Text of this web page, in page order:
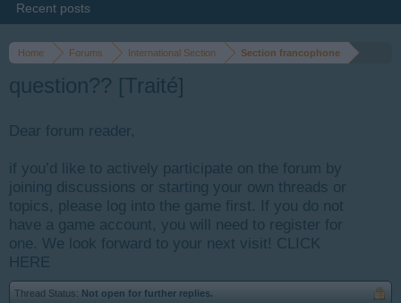
Home Forums International Section Section francophone
question?? [Traité]
Dear forum reader,
if you’d like to actively participate on the forum by
joining discussions or starting your own threads or
topics, please log into the game first. If you do not
have a game account, you will need to register for
one. We look forward to your next visit! CLICK
HERE
Thread Status: Not open for further replies.
Recent posts